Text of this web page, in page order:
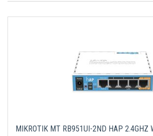
MIKROTIK MT RB951UI-2ND HAP 2.4GHZ